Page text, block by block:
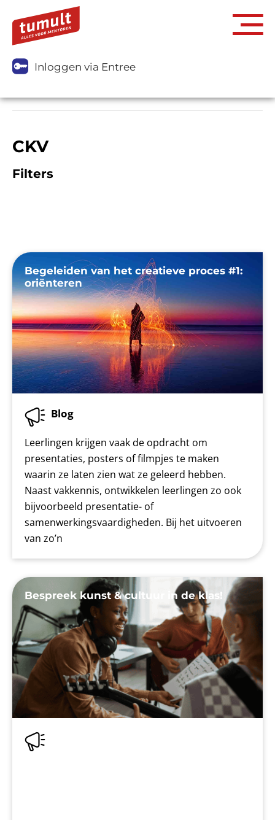
Inloggen via Entree
CKV
Filters
Begeleiden van het creatieve proces #1:
oriënteren
Blog
Leerlingen krijgen vaak de opdracht om
presentaties, posters of filmpjes te maken
waarin ze laten zien wat ze geleerd hebben.
Naast vakkennis, ontwikkelen leerlingen zo ook
bijvoorbeeld presentatie- of
samenwerkingsvaardigheden. Bij het uitvoeren
van zo’n
Bespreek kunst & cultuur in de klas!